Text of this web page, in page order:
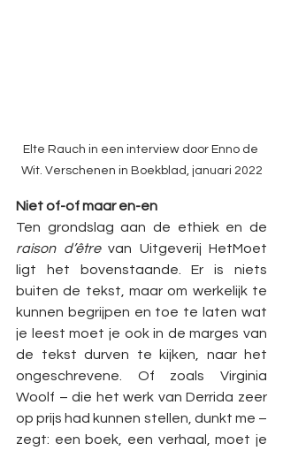
Elte Rauch in een interview door Enno de
Wit. Verschenen in Boekblad, januari 2022
Niet of-of maar en-en
raison d’être van Uitgeverij HetMoet
ligt het bovenstaande. Er is niets
buiten de tekst, maar om werkelijk te
kunnen begrijpen en toe te laten wat
je leest moet je ook in de marges van
de tekst durven te kijken, naar het
ongeschrevene. Of zoals Virginia
Woolf – die het werk van Derrida zeer
op prijs had kunnen stellen, dunkt me –
zegt: een boek, een verhaal, moet je